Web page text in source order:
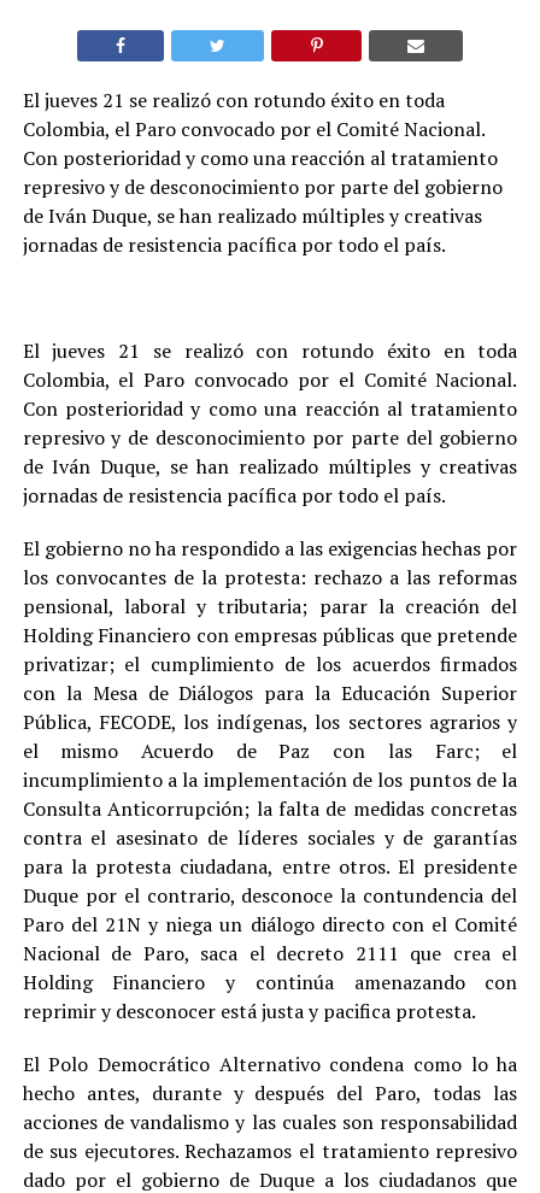
El jueves 21 se realizó con rotundo éxito en toda
Colombia, el Paro convocado por el Comité Nacional.
Con posterioridad y como una reacción al tratamiento
represivo y de desconocimiento por parte del gobierno
de Iván Duque, se han realizado múltiples y creativas
jornadas de resistencia pacífica por todo el país.
El jueves 21 se realizó con rotundo éxito en toda
Colombia, el Paro convocado por el Comité Nacional.
Con posterioridad y como una reacción al tratamiento
represivo y de desconocimiento por parte del gobierno
de Iván Duque, se han realizado múltiples y creativas
jornadas de resistencia pacífica por todo el país.
El gobierno no ha respondido a las exigencias hechas por
los convocantes de la protesta: rechazo a las reformas
pensional, laboral y tributaria; parar la creación del
Holding Financiero con empresas públicas que pretende
privatizar; el cumplimiento de los acuerdos firmados
con la Mesa de Diálogos para la Educación Superior
Pública, FECODE, los indígenas, los sectores agrarios y
el mismo Acuerdo de Paz con las Farc; el
incumplimiento a la implementación de los puntos de la
Consulta Anticorrupción; la falta de medidas concretas
contra el asesinato de líderes sociales y de garantías
para la protesta ciudadana, entre otros. El presidente
Duque por el contrario, desconoce la contundencia del
Paro del 21N y niega un diálogo directo con el Comité
Nacional de Paro, saca el decreto 2111 que crea el
Holding Financiero y continúa amenazando con
reprimir y desconocer está justa y pacifica protesta.
El Polo Democrático Alternativo condena como lo ha
hecho antes, durante y después del Paro, todas las
acciones de vandalismo y las cuales son responsabilidad
de sus ejecutores. Rechazamos el tratamiento represivo
dado por el gobierno de Duque a los ciudadanos que